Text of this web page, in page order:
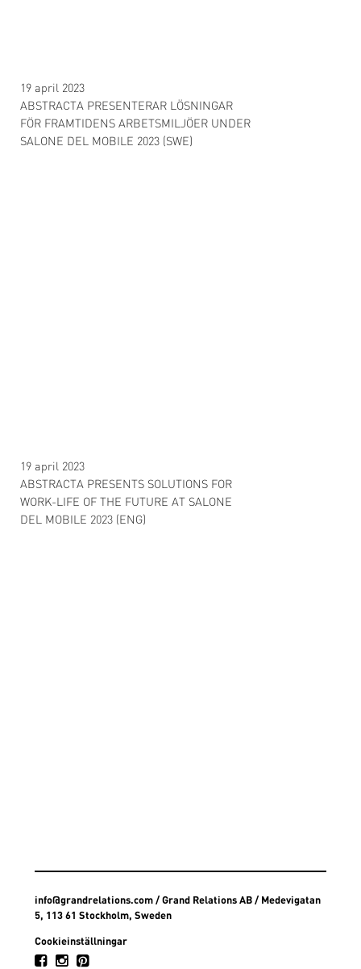
19 april 2023
ABSTRACTA PRESENTERAR LÖSNINGAR
FÖR FRAMTIDENS ARBETSMILJÖER UNDER
SALONE DEL MOBILE 2023 (SWE)
19 april 2023
ABSTRACTA PRESENTS SOLUTIONS FOR
WORK-LIFE OF THE FUTURE AT SALONE
DEL MOBILE 2023 (ENG)
info@grandrelations.com/ Grand Relations AB / Medevigatan
5, 113 61 Stockholm, Sweden
Cookieinställningar